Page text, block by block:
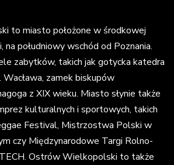
to miasto położone w środkowej
południowy wschód od Poznania.
zabytków, takich jak gotycka katedra
Wacława, zamek biskupów
z XIX wieku. Miasto słynie także
kulturalnych i sportowych, takich
Festival, Mistrzostwa Polski w
czy Międzynarodowe Targi Rolno-
Ostrów Wielkopolski to także